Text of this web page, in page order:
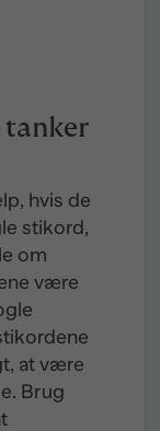
tanker
hvis de
stikord,
om
være
at være
Brug